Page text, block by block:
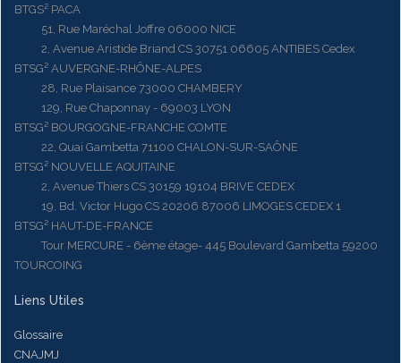
BTGS² PACA
51, Rue Maréchal Joffre 06000 NICE
2, Avenue Aristide Briand CS 30751 06605 ANTIBES Cedex
BTSG² AUVERGNE-RHÔNE-ALPES
28, Rue Plaisance 73000 CHAMBERY
129, Rue Chaponnay - 69003 LYON
BTSG² BOURGOGNE-FRANCHE COMTE
22, Quai Gambetta 71100 CHALON-SUR-SAÔNE
BTSG² NOUVELLE AQUITAINE
2, Avenue Thiers CS 30159 19104 BRIVE CEDEX
19, Bd. Victor Hugo CS 20206 87006 LIMOGES CEDEX 1
BTSG² HAUT-DE-FRANCE
Tour MERCURE - 6ème étage- 445 Boulevard Gambetta 59200
TOURCOING
Liens Utiles
Glossaire
CNAJMJ